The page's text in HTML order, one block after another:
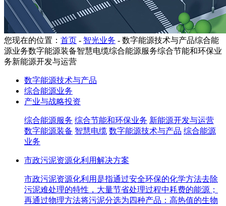
您现在的位置： 首页 - 智光业务 - 数字能源技术与产品综合能
源业务数字能源装备智慧电缆综合能源服务综合节能和环保业
务新能源开发与运营
数字能源技术与产品
综合能源业务
产业与战略投资
综合能源服务 综合节能和环保业务 新能源开发与运营
数字能源装备 智慧电缆 数字能源技术与产品 综合能源
业务
市政污泥资源化利用解决方案
市政污泥资源化利用是指通过安全环保的化学方法去除
污泥难处理的特性，大量节省处理过程中耗费的能源；
再通过物理方法将污泥分选为四种产品：高热值的生物